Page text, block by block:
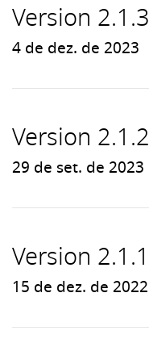
Version 2.1.3
4 de dez. de 2023
Version 2.1.2
29 de set. de 2023
Version 2.1.1
15 de dez. de 2022